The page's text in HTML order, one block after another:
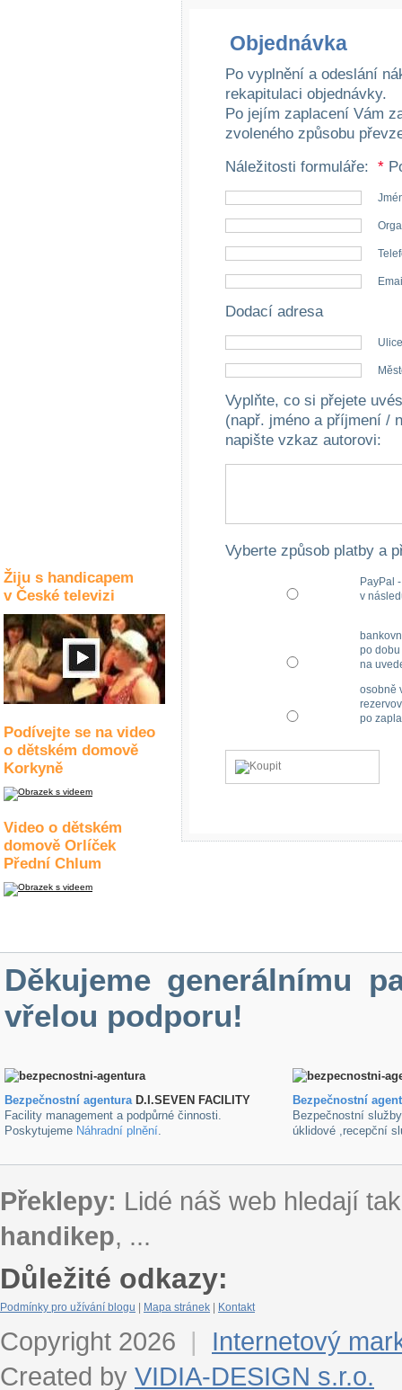
Žiju s handicapem
v České televizi
Podívejte se na video
o dětském domově
Korkyně
Video o dětském
domově Orlíček
Přední Chlum
Objednávka
Po vyplnění a odeslání
rekapitulaci objednávky.
Po jejím zaplacení Vám
zvoleného způsobu
Náležitosti formuláře: *
Dodací adresa
Vyplňte, co si přejete
(např. jméno a příjmení /
napište vzkaz autorovi:
Vyberte způsob platby a
PayPal
v
po
na
osobně
po
Děkujeme generálnímu
vřelou podporu!
Bezpečnostní agenturaD.I.SEVEN FACILITY
Facility management a podpůrné činnosti.
Poskytujeme Náhradní plnění.
Bezpečnostní
Bezpečnostní
úklidové ,recepční
Překlepy: Lidé náš web hledají
handikep, ...
Důležité odkazy:
Podmínky pro užívání blogu Mapa stránek Kontakt
Copyright 2026 |
Internetový
Created by VIDIA-DESIGN s.r.o.